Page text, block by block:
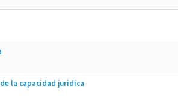
la capacidad juridica